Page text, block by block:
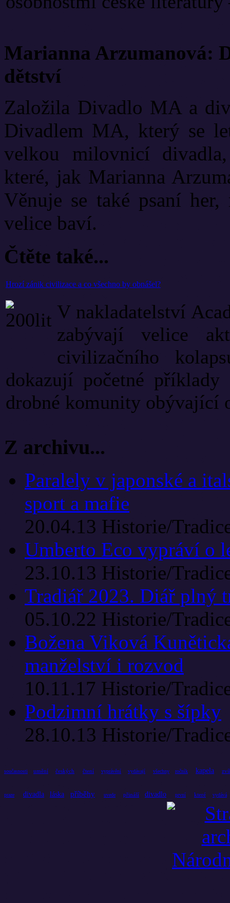
Marianna Arzumanová:
dětství
Založila Divadlo MA a
Divadlem MA, který se
velkou milovnicí
které, jak Marianna
Věnuje se také psaní
velice baví.
Čtěte také...
Hrozí zánik civilizace a co všechno by obnášel?
V nakladatelství
zabývají velice
civilizačního
dokazují početné
drobné komunity obývající
Z archivu...
Paralely v japonské a
sport a mafie
20.04.13 Historie/
Umberto Eco vypráví o
23.10.13 Historie/
Tradiář 2023. Diář plný
05.10.22 Historie/
Božena Viková
manželství i rozvod
10.11.17 Historie/
Podzimní hrátky s šípky
28.10.13 Historie/
současnosti umění českých čtení vyprávění vydávají všechny ročník kapela
praze divadla láska příběhy uvede přináší divadlo první které vydává